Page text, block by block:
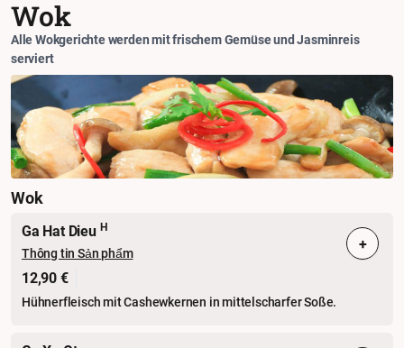
Wok
Alle Wokgerichte werden mit frischem Gemüse und Jasminreis
serviert
Wok
Ga Hat Dieu H
Thông tin Sản phẩm
12,90 €
Hühnerfleisch mit Cashewkernen in mittelscharfer Soße.
+